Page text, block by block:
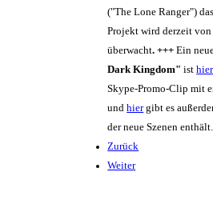
("The Lone Ranger")
Projekt wird derzeit von
überwacht. +++ Ein
Dark Kingdom" isthier
Skype-Promo-Clip mit
undhiergibt es
der neue Szenen enthält.
Zurück
Weiter